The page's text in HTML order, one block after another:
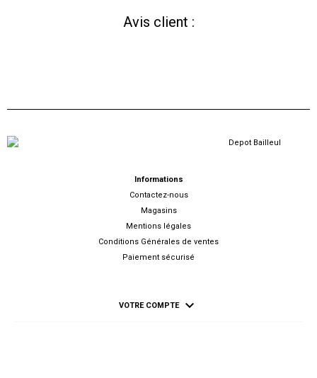
Avis client :
Informations
Contactez-nous
Magasins
Mentions légales
Conditions Générales de ventes
Paiement sécurisé
VOTRE COMPTE 